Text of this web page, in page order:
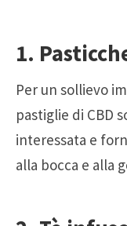
1.
Per un sollievo
pastiglie di CBD
interessata e
alla bocca e alla